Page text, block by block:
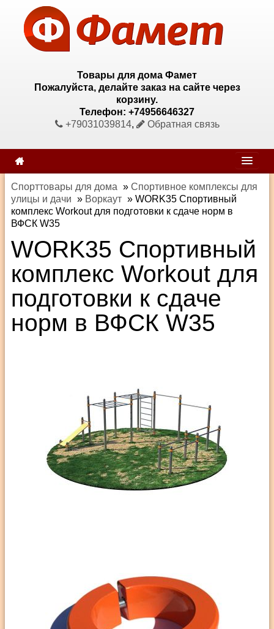
Товары для дома Фамет
Пожалуйста, делайте заказ на сайте через
корзину.
Телефон: +74956646327
+79031039814, Обратная связь
Спорттовары для дома » Спортивное комплексы для
улицы и дачи » Воркаут » WORK35 Спортивный
комплекс Workout для подготовки к сдаче норм в
ВФСК W35
WORK35 Спортивный
комплекс Workout для
подготовки к сдаче
норм в ВФСК W35